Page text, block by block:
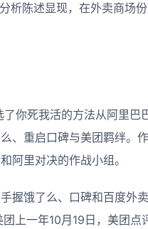
析陈述显现，在外卖商场份
你死我活的方法从阿里巴
、重启口碑与美团羁绊。
阿里对决的作战小组。
握饿了么、口碑和百度外
上一年10月19日，美团